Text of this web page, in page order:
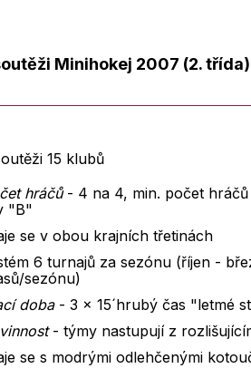
Minihokej 2007 (2. třída)
15 klubů
hráčů - 4 na 4, min. počet
"B"
se v obou krajních třetinách
6 turnajů za sezónu (říjen -
sezónu)
doba- 3 x 15´hrubý čas "letmé
- týmy nastupují z
se s modrými odlehčenými